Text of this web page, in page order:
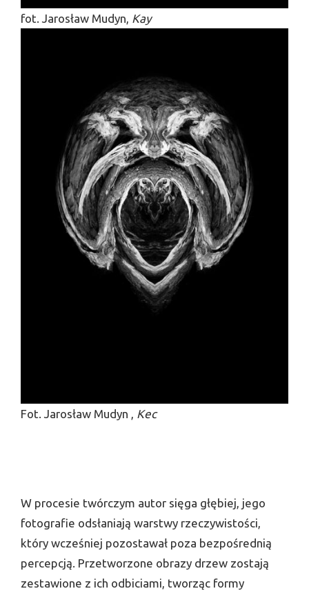
fot. Jarosław Mudyn, Kay
Fot. Jarosław Mudyn , Kec
W procesie twórczym autor sięga głębiej, jego
fotografie odsłaniają warstwy rzeczywistości,
który wcześniej pozostawał poza bezpośrednią
percepcją. Przetworzone obrazy drzew zostają
zestawione z ich odbiciami, tworząc formy